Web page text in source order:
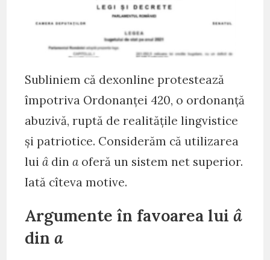
Subliniem că dexonline protestează
împotriva Ordonanței 420, o ordonanță
abuzivă, ruptă de realitățile lingvistice
și patriotice. Considerăm că utilizarea
luiâdinaoferă un sistem net superior.
Iată cîteva motive.
Argumente în favoarea luiâ
dina